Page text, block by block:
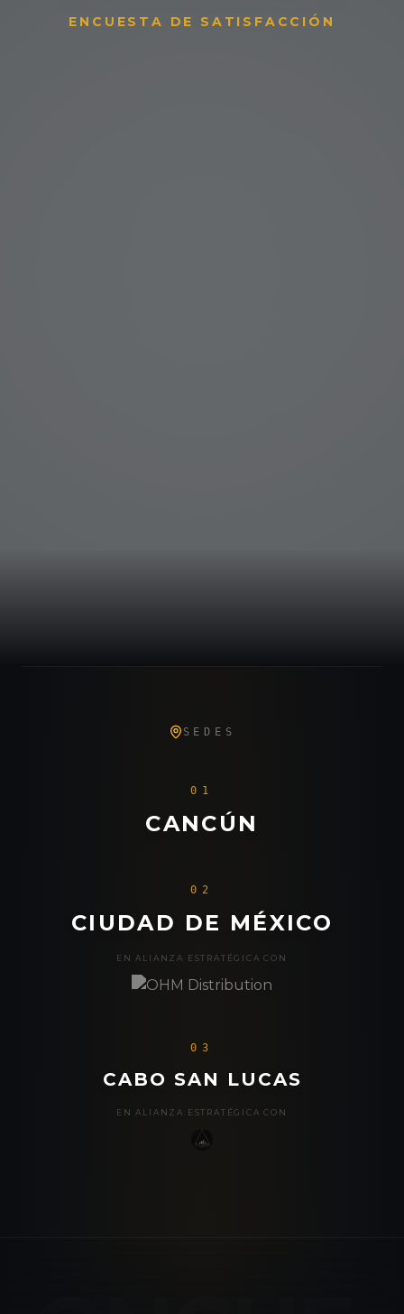
ENCUESTA DE SATISFACCIÓN
SEDES
01
CANCÚN
02
CIUDAD DE MÉXICO
EN ALIANZA ESTRATÉGICA CON
03
CABO SAN LUCAS
EN ALIANZA ESTRATÉGICA CON